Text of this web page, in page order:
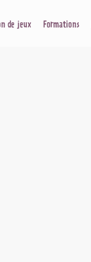
de jeux Formations